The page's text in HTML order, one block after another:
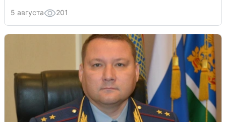
5 августа 201